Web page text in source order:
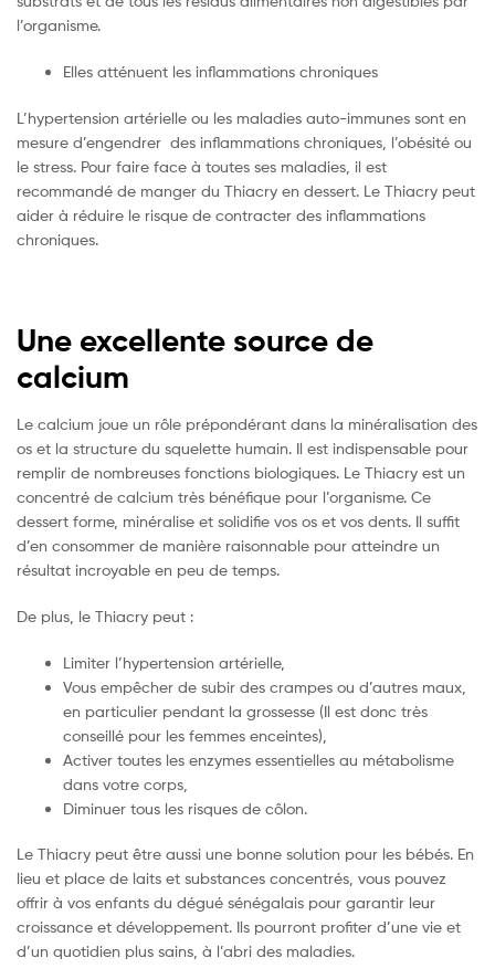
l’organisme.
Elles atténuent les inflammations chroniques
L’hypertension artérielle ou les maladies auto-immunes sont en
mesure d’engendrer des inflammations chroniques, l’obésité ou
le stress. Pour faire face à toutes ses maladies, il est
recommandé de manger du Thiacry en dessert. Le Thiacry peut
aider à réduire le risque de contracter des inflammations
chroniques.
Une excellente source de
calcium
Le calcium joue un rôle prépondérant dans la minéralisation des
os et la structure du squelette humain. Il est indispensable pour
remplir de nombreuses fonctions biologiques. Le Thiacry est un
concentré de calcium très bénéfique pour l’organisme. Ce
dessert forme, minéralise et solidifie vos os et vos dents. Il suffit
d’en consommer de manière raisonnable pour atteindre un
résultat incroyable en peu de temps.
De plus, le Thiacry peut :
Limiter l’hypertension artérielle,
Vous empêcher de subir des crampes ou d’autres maux,
en particulier pendant la grossesse (Il est donc très
conseillé pour les femmes enceintes),
Activer toutes les enzymes essentielles au métabolisme
dans votre corps,
Diminuer tous les risques de côlon.
Le Thiacry peut être aussi une bonne solution pour les bébés. En
lieu et place de laits et substances concentrés, vous pouvez
offrir à vos enfants du dégué sénégalais pour garantir leur
croissance et développement. Ils pourront profiter d’une vie et
d’un quotidien plus sains, à l’abri des maladies.